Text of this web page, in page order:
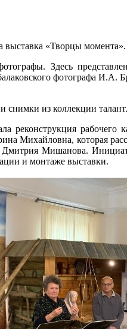
выставка «Творцы момента».
Здесь
фотографа
снимки из коллекции
реконструкция рабочего
Михайловна, которая
Мишанова.
и монтаже выставки.